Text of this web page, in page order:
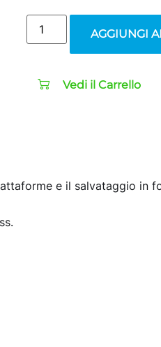
AGGIUNGI
Vedi il Carrello
e il salvataggio in